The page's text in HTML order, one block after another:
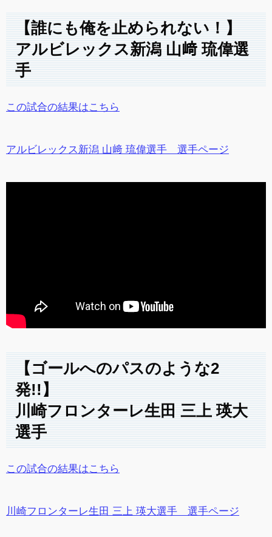
【誰にも俺を止められない！】
アルビレックス新潟 山﨑 琉偉選
手
この試合の結果はこちら
アルビレックス新潟 山﨑 琉偉選手 選手ページ
【ゴールへのパスのような2
発!!】
川崎フロンターレ生田 三上 瑛大
選手
この試合の結果はこちら
川崎フロンターレ生田 三上 瑛大選手 選手ページ